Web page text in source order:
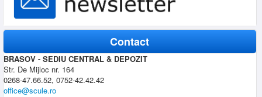
Contact
BRASOV - SEDIU CENTRAL & DEPOZIT
Str. De Mijloc nr. 164
0268-47.66.52, 0752-42.42.42
office@scule.ro